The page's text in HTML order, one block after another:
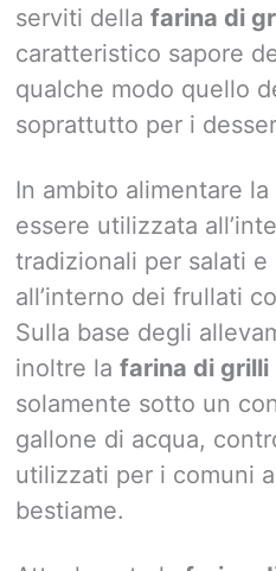
serviti della farina di
caratteristico sapore
qualche modo quello
soprattutto per i
In ambito alimentare la
essere utilizzata
tradizionali per salati
all’interno dei frullati
Sulla base degli
inoltre la farina di grilli
solamente sotto un
gallone di acqua,
utilizzati per i comuni
bestiame.